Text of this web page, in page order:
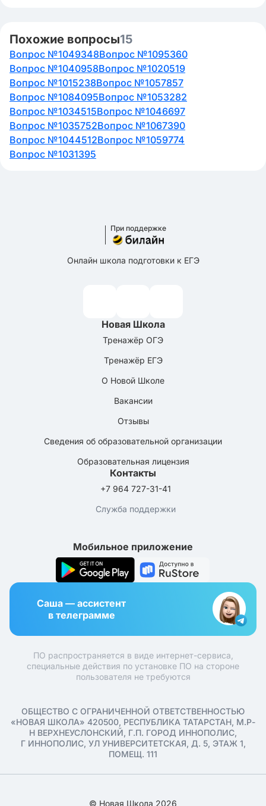
Похожие вопросы15
Вопрос №1049348Вопрос №1095360
Вопрос №1040958Вопрос №1020519
Вопрос №1015238Вопрос №1057857
Вопрос №1084095Вопрос №1053282
Вопрос №1034515Вопрос №1046697
Вопрос №1035752Вопрос №1067390
Вопрос №1044512Вопрос №1059774
Вопрос №1031395
При поддержке
Онлайн школа подготовки к ЕГЭ
Новая Школа
Тренажёр ОГЭ
Тренажёр ЕГЭ
О Новой Школе
Вакансии
Отзывы
Сведения об образовательной организации
Образовательная лицензия
Контакты
+7 964 727-31-41
Служба поддержки
Мобильное приложение
Саша — ассистент
в телеграмме
ПО распространяется в виде интернет-сервиса,
специальные действия по установке ПО на стороне
пользователя не требуются
ОБЩЕСТВО С ОГРАНИЧЕННОЙ ОТВЕТСТВЕННОСТЬЮ
«НОВАЯ ШКОЛА» 420500, РЕСПУБЛИКА ТАТАРСТАН, М.Р-
Н ВЕРХНЕУСЛОНСКИЙ, Г.П. ГОРОД ИННОПОЛИС,
Г ИННОПОЛИС, УЛ УНИВЕРСИТЕТСКАЯ, Д. 5, ЭТАЖ 1,
ПОМЕЩ. 111
© Новая Школа 2026